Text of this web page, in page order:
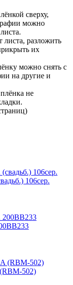
сверху,
можно
листа, разложить
их
можно снять с
на другие и
не
106сер.
502)